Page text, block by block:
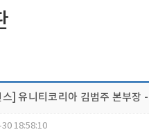
] 유니티코리아 김범주 본부장
18:58:10